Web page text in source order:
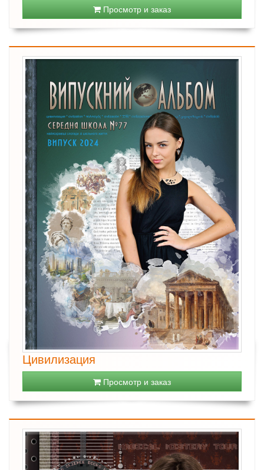
Просмотр и заказ
Цивилизация
Просмотр и заказ